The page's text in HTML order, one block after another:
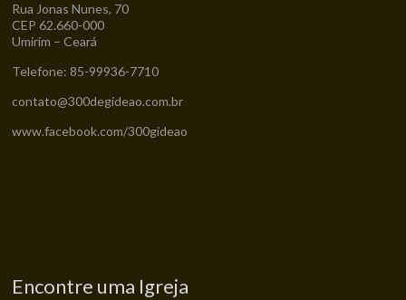
Rua Jonas Nunes, 70
CEP 62.660-000
Umirim – Ceará
Telefone: 85-99936-7710
contato@300degideao.com.br
www.facebook.com/300gideao
Encontre uma Igreja